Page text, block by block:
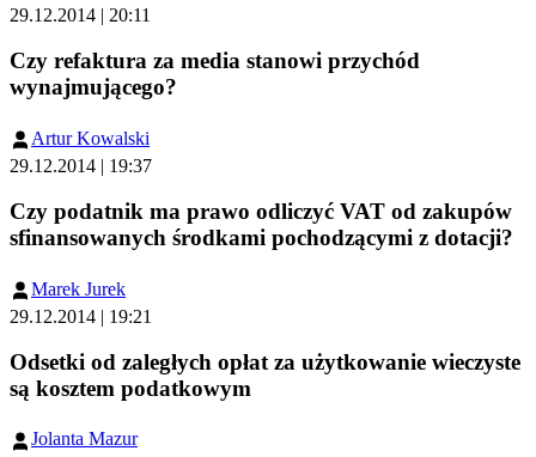
29.12.2014 | 20:11
Czy refaktura za media stanowi przychód
wynajmującego?
Artur Kowalski
29.12.2014 | 19:37
Czy podatnik ma prawo odliczyć VAT od zakupów
sfinansowanych środkami pochodzącymi z dotacji?
Marek Jurek
29.12.2014 | 19:21
Odsetki od zaległych opłat za użytkowanie wieczyste
są kosztem podatkowym
Jolanta Mazur